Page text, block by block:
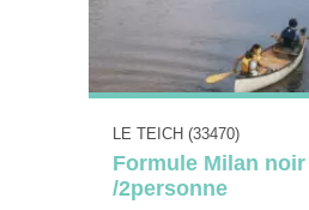
LE TEICH (33470)
Formule Milan noir
/2personne